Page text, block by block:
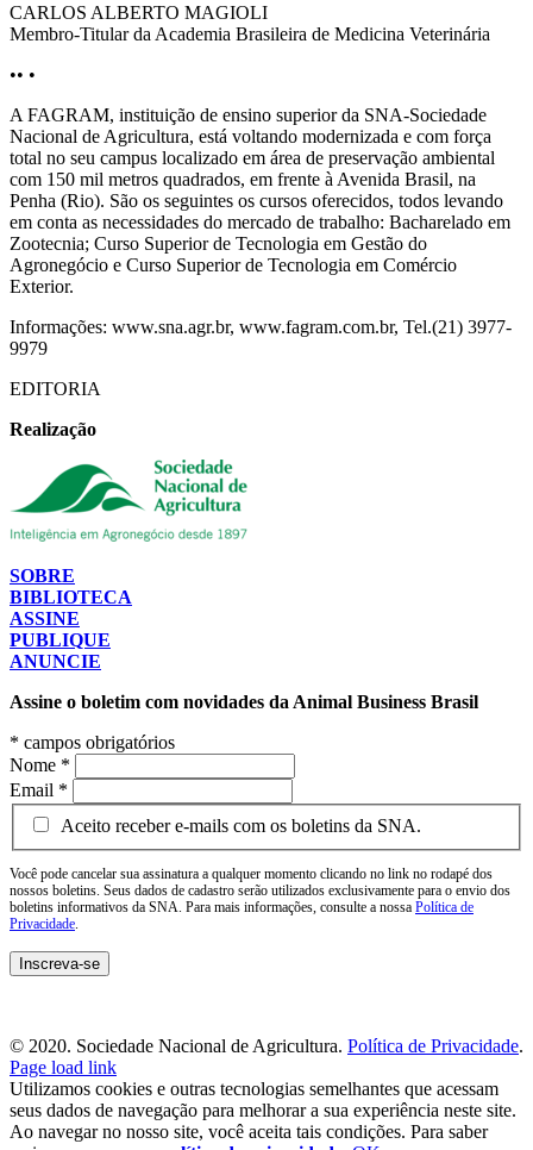
CARLOS ALBERTO MAGIOLI
Membro-Titular da Academia Brasileira de Medicina Veterinária
•• •
A FAGRAM, instituição de ensino superior da SNA-Sociedade
Nacional de Agricultura, está voltando modernizada e com força
total no seu campus localizado em área de preservação ambiental
com 150 mil metros quadrados, em frente à Avenida Brasil, na
Penha (Rio). São os seguintes os cursos oferecidos, todos levando
em conta as necessidades do mercado de trabalho: Bacharelado em
Zootecnia; Curso Superior de Tecnologia em Gestão do
Agronegócio e Curso Superior de Tecnologia em Comércio
Exterior.
Informações: www.sna.agr.br, www.fagram.com.br, Tel.(21) 3977-
9979
EDITORIA
Realização
SOBRE
BIBLIOTECA
ASSINE
PUBLIQUE
ANUNCIE
Assine o boletim com novidades da Animal Business Brasil
* campos obrigatórios
Nome *
Email *
Aceito receber e-mails com os boletins da SNA.
Você pode cancelar sua assinatura a qualquer momento clicando no link no rodapé dos
nossos boletins. Seus dados de cadastro serão utilizados exclusivamente para o envio dos
boletins informativos da SNA. Para mais informações, consulte a nossa Política de
Privacidade
© 2020. Sociedade Nacional de Agricultura. Política de Privacidade.
Page load link
Utilizamos cookies e outras tecnologias semelhantes que acessam
seus dados de navegação para melhorar a sua experiência neste site.
Ao navegar no nosso site, você aceita tais condições. Para saber